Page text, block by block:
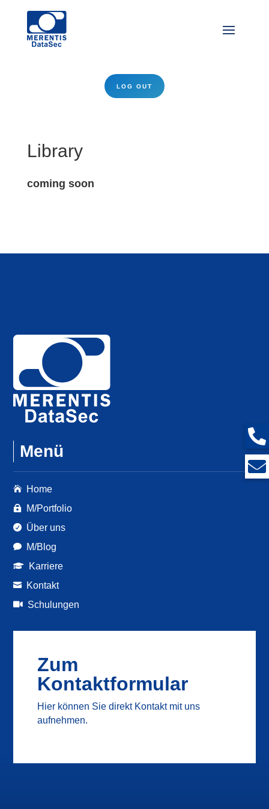
LOG OUT
Library
coming soon
Menü
 Home
 M/Portfolio
 Über uns
 M/Blog
 Karriere
 Kontakt
 Schulungen
Zum
Kontaktformular
Hier können Sie direkt Kontakt mit uns
aufnehmen.